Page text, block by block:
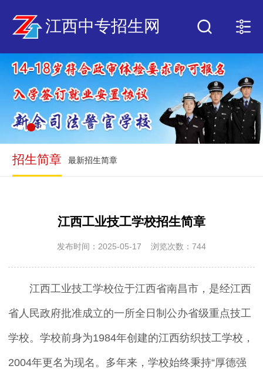
江西中专招生网
招生简章 最新招生简章
江西工业技工学校招生简章
发布时间：2025-05-17 浏览次数：744
江西工业技工学校位于江西省南昌市，是经江西
省人民政府批准成立的一所全日制公办省级重点技工
学校。学校前身为1984年创建的江西纺织技工学校，
2004年更名为现名。多年来，学校始终秉持“厚德强